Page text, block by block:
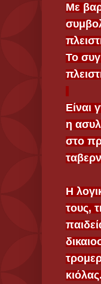
Με
Το
Είναι
η
στο
Η
τους,